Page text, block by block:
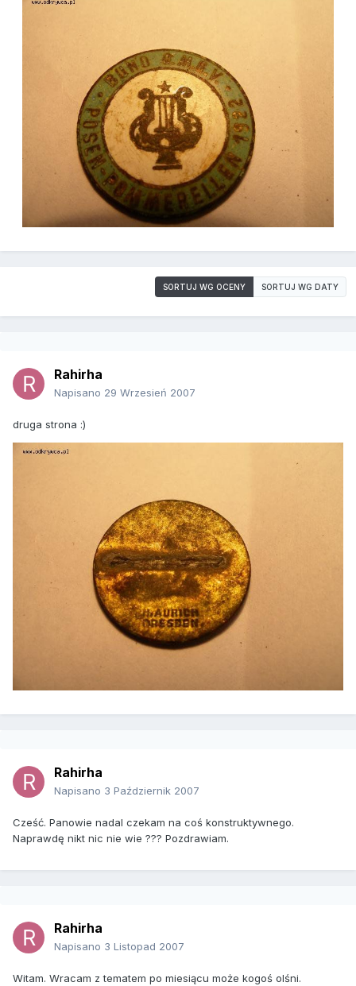
SORTUJ WG OCENY SORTUJ WG DATY
Rahirha
Napisano 29 Wrzesień 2007
druga strona :)
Rahirha
Napisano 3 Październik 2007
Cześć. Panowie nadal czekam na coś konstruktywnego.
Naprawdę nikt nic nie wie ??? Pozdrawiam.
Rahirha
Napisano 3 Listopad 2007
Witam. Wracam z tematem po miesiącu może kogoś olśni.